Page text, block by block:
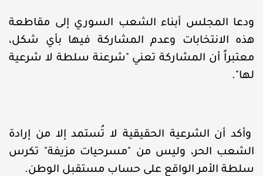
ودعا المجلس أبناء الشعب السوري إلى مقاطعة
هذه الانتخابات وعدم المشاركة فيها بأي شكل،
معتبراً أن المشاركة تعني "شرعنة سلطة لا شرعية
لها".
وأكد أن الشرعية الحقيقية لا تُستمد إلا من إرادة
الشعب الحر، وليس من "مسرحيات مزيفة" تكرس
سلطة الأمر الواقع على حساب مستقبل الوطن.